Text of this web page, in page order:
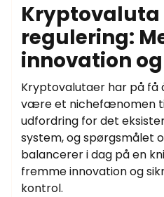
Kryptovaluta
regulering:
innovation
Kryptovalutaer har på få
være et nichefænomen
udfordring for det
system, og spørgsmålet
balancerer i dag på en
fremme innovation og
kontrol.